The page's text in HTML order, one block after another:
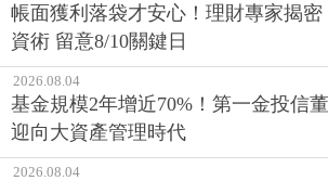
帳面獲利落袋才安心！理財專家揭密
資術 留意8/10關鍵日
2026.08.04
基金規模2年增近70%！第一金投信
迎向大資產管理時代
2026.08.04